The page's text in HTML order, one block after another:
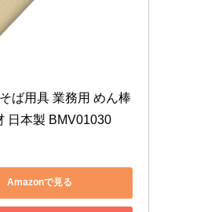
ば用具 業務用 めん棒
日本製 BMV01030
Amazonで見る